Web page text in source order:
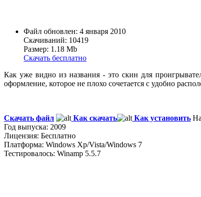
Файл обновлен: 4 января 2010
Скачиваний: 10419
Размер: 1.18 Mb
Скачать бесплатно
Как уже видно из названия - это скин для
оформление, которое не плохо сочетается с удобно
Скачать файл Как скачать Как установить
Год выпуска: 2009
Лицензия: Бесплатно
Платформа: Windows Xp/Vista/Windows 7
Тестировалось: Winamp 5.5.7